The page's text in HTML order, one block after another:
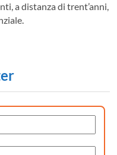
a distanza di trent’anni,